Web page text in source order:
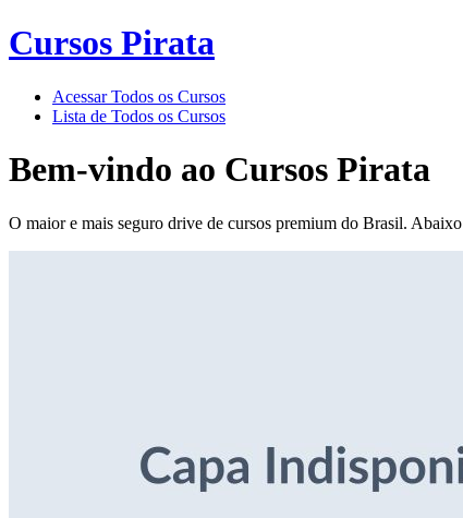
Cursos Pirata
Acessar Todos os Cursos
Lista de Todos os Cursos
Bem-vindo ao Cursos Pirata
O maior e mais seguro drive de cursos premium do Brasil.